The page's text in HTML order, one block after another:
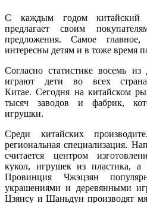
С каждым годом китайский
предлагает своим
предложения. Самое
интересны детям и в тоже время
Согласно статистике восемь
играют дети во всех
Китае. Сегодня на китайском
тысяч заводов и фабрик,
игрушки.
Среди китайских
региональная специализация.
считается центром
кукол, игрушек из пластика, а
Провинция Чжэцзян
украшениями и деревянными
Цзянсу и Шаньдун производят